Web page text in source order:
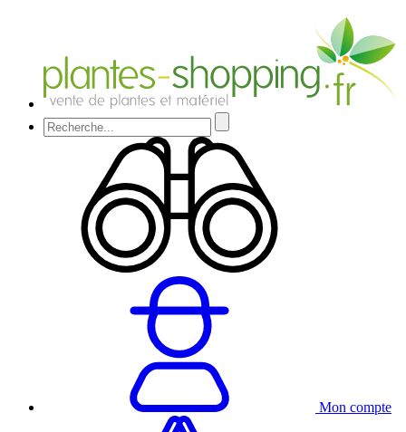
Mon compte